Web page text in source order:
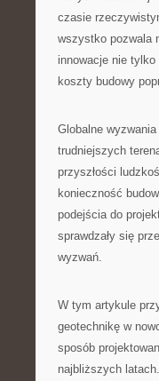
czasie
wszystko pozwala
innowacje nie
koszty budowy
Globalne
trudniejszych
przyszłości
konieczność
podejścia do
sprawdzały się
wyzwań.
W tym artykule
geotechnikę w
sposób
najbliższych